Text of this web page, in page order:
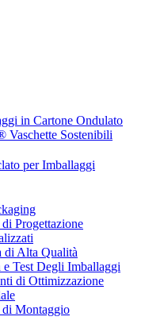
in Cartone Ondulato
Vaschette Sostenibili
per Imballaggi
Progettazione
di Alta Qualità
e Test Degli Imballaggi
di Ottimizzazione
di Montaggio